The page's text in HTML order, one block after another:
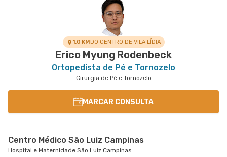
1.0 KMDO CENTRO DE VILA LÍDIA
Erico Myung Rodenbeck
Ortopedista de Pé e Tornozelo
Cirurgia de Pé e Tornozelo
MARCAR CONSULTA
Centro Médico São Luiz Campinas
Hospital e Maternidade São Luiz Campinas